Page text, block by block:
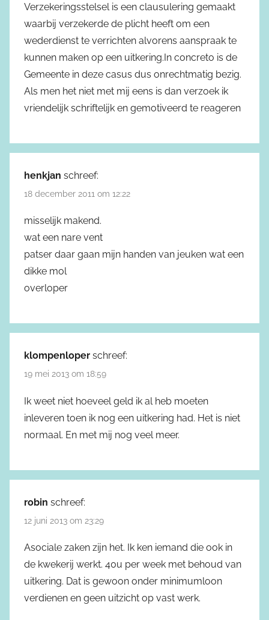
Verzekeringsstelsel is een clausulering gemaakt
waarbij verzekerde de plicht heeft om een
wederdienst te verrichten alvorens aanspraak te
kunnen maken op een uitkering.In concreto is de
Gemeente in deze casus dus onrechtmatig bezig.
Als men het niet met mij eens is dan verzoek ik
vriendelijk schriftelijk en gemotiveerd te reageren
henkjan schreef:
18 december 2011 om 12:22
misselijk makend.
wat een nare vent
patser daar gaan mijn handen van jeuken wat een
dikke mol
overloper
klompenloper schreef:
19 mei 2013 om 18:59
Ik weet niet hoeveel geld ik al heb moeten
inleveren toen ik nog een uitkering had. Het is niet
normaal. En met mij nog veel meer.
robin schreef:
12 juni 2013 om 23:29
Asociale zaken zijn het. Ik ken iemand die ook in
de kwekerij werkt. 40u per week met behoud van
uitkering. Dat is gewoon onder minimumloon
verdienen en geen uitzicht op vast werk.